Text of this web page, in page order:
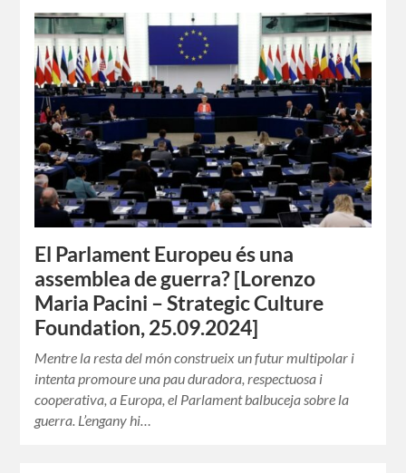
El Parlament Europeu és una
assemblea de guerra? [Lorenzo
Maria Pacini – Strategic Culture
Foundation, 25.09.2024]
Mentre la resta del món construeix un futur multipolar i
intenta promoure una pau duradora, respectuosa i
cooperativa, a Europa, el Parlament balbuceja sobre la
guerra. L’engany hi…